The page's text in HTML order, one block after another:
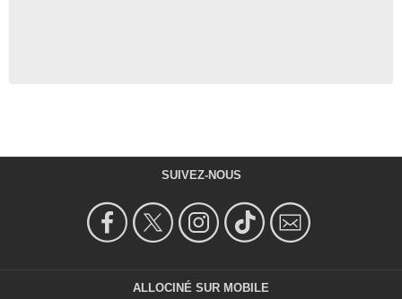
SUIVEZ-NOUS
ALLOCINÉ SUR MOBILE